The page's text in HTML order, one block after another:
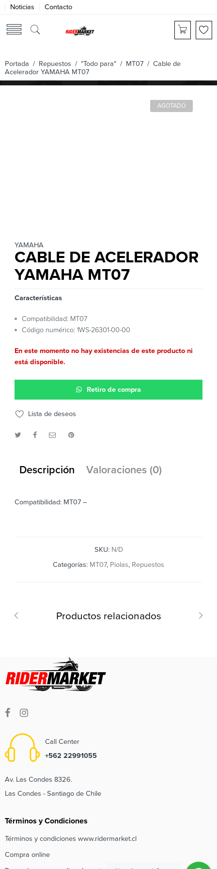
Noticias Contacto
Portada / Repuestos / "Todo para" / MT07 / Cable de
Acelerador YAMAHA MT07
AGOTADO
YAMAHA
CABLE DE ACELERADOR
YAMAHA MT07
Características
Compatibilidad: MT07
Código numérico: 1WS-26301-00-00
En este momento no hay existencias de este producto ni
está disponible.
Retiro de compra
Lista de deseos
Descripción Valoraciones (0)
Compatibilidad: MT07 –
SKU: N/D
Categorías: MT07, Piolas, Repuestos
Productos relacionados
Call Center
+562 22991055
Av. Las Condes 8326.
Las Condes - Santiago de Chile
Términos y Condiciones
Términos y condiciones www.ridermarket.cl
Compra online